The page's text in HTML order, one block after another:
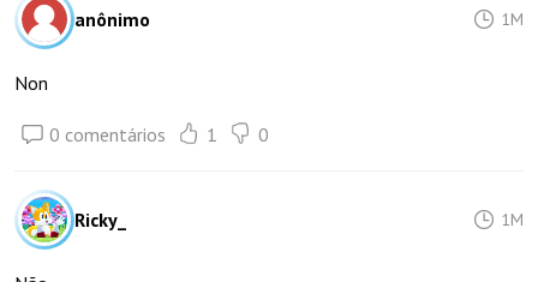
anônimo 1M
Non
0 comentários 1 0
Ricky_ 1M